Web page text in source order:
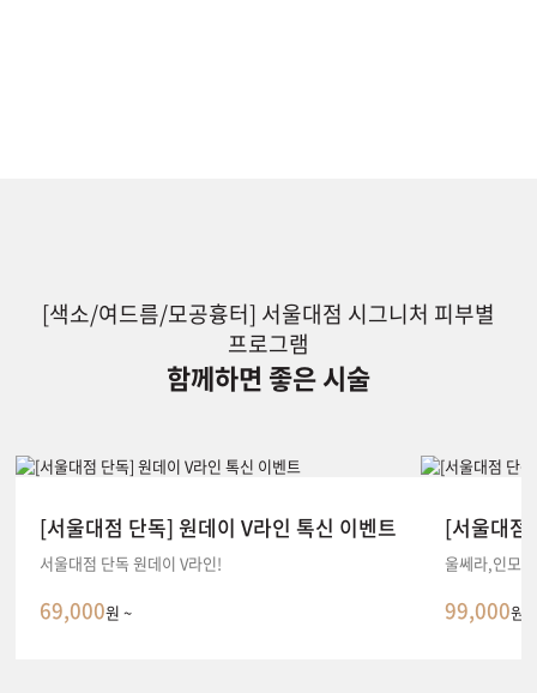
[색소/여드름/모공흉터] 서울대점 시그니처 피부별
프로그램
함께하면 좋은 시술
[서울대점 단독] 원데이 V라인 톡신 이벤트
서울대점 단독 원데이 V라인!
69,000원 ~
[서울대점
울쎄라,인모
99,000원 ~